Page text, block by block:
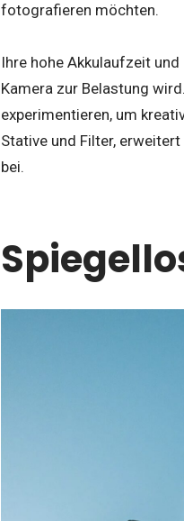
fotografieren möchten.
Ihre hohe Akkulaufzeit
Kamera zur Belastung
experimentieren, um
Stative und Filter,
bei.